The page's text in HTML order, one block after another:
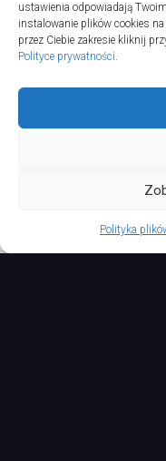
ustawienia odpowiadają
instalowanie plików cookies
przez Ciebie zakresie kliknij
Polityce prywatności.
Polityka